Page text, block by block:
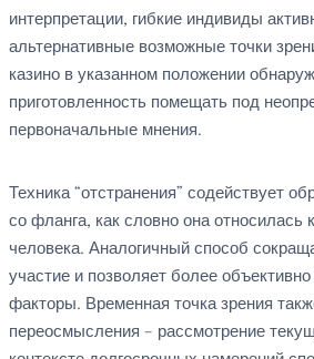
интерпретации, гибкие индивиды
альтернативные возможные точки
казино в указанном положении
приготовленность помещать под
первоначальные мнения.
Техника “отстранения” содействует
со фланга, как словно она относилась
человека. Аналогичный способ
участие и позволяет более
факторы. Временная точка зрения
переосмысления – рассмотрение